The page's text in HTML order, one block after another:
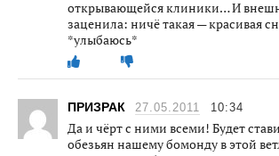
открывающейся клиники… И
заценила: ничё такая — красивая
*улыбаюсь*
ПРИЗРАК 27.05.2011 10:34
Да и чёрт с ними всеми! Будет
обезьян нашему бомонду в этой